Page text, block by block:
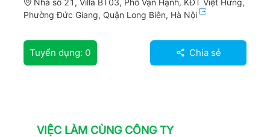
Phường Đức Giang, Quận Long Biên, Hà Nội
Tuyển dụng: 0 Chia sẻ
VIỆC LÀM CÙNG CÔNG TY